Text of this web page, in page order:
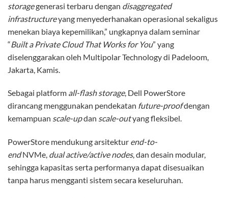
storagegenerasi terbaru dengan disaggregated
infrastructureyang menyederhanakan operasional sekaligus
menekan biaya kepemilikan,” ungkapnya dalam seminar
“Built a Private Cloud That Works for You” yang
diselenggarakan oleh Multipolar Technology di Padeloom,
Jakarta, Kamis.
Sebagai platform all-flash storage, Dell PowerStore
dirancang menggunakan pendekatan future-proofdengan
kemampuan scale-updan scale-outyang fleksibel.
PowerStore mendukung arsitektur end-to-
endNVMe, dual active/active nodes, dan desain modular,
sehingga kapasitas serta performanya dapat disesuaikan
tanpa harus mengganti sistem secara keseluruhan.